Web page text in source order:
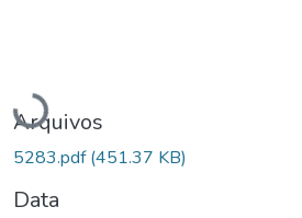
Carregando...
Arquivos
5283.pdf(451.37 KB)
Data